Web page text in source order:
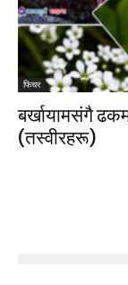
फिचर
बर्खायामसंगै
(तस्वीरहरू)